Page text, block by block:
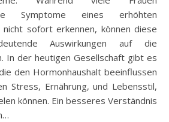
Symptome eines erhöhten
sofort erkennen, können diese
Auswirkungen auf die
In der heutigen Gesellschaft gibt es
den Hormonhaushalt beeinflussen
Stress, Ernährung, und Lebensstil,
können. Ein besseres Verständnis